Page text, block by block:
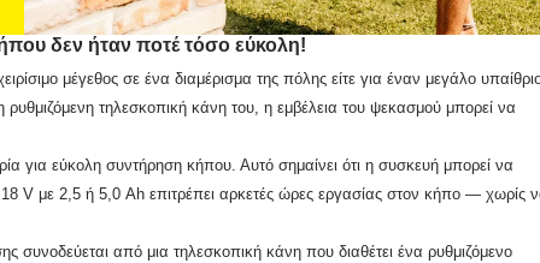
δεν ήταν ποτέ τόσο εύκολη!
μέγεθος σε ένα διαμέρισμα της πόλης είτε για έναν μεγάλο
τηλεσκοπική κάνη του, η εμβέλεια του ψεκασμού μπορεί να
για εύκολη συντήρηση κήπου. Αυτό σημαίνει ότι η συσκευή μπορεί να
V με 2,5 ή 5,0 Ah επιτρέπει αρκετές ώρες εργασίας στον κήπο — χωρίς
συνοδεύεται από μια τηλεσκοπική κάνη που διαθέτει ένα ρυθμιζόμενο